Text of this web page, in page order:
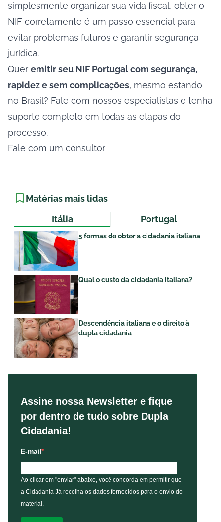
simplesmente organizar sua vida fiscal, obter o
NIF corretamente é um passo essencial para
evitar problemas futuros e garantir segurança
jurídica.
Quer emitir seu NIF Portugal com segurança,
rapidez e sem complicações, mesmo estando
no Brasil? Fale com nossos especialistas e tenha
suporte completo em todas as etapas do
processo.
Fale com um consultor
Matérias mais lidas
Itália
Portugal
5 formas de obter a cidadania italiana
Qual o custo da cidadania italiana?
Descendência italiana e o direito à
dupla cidadania
Assine nossa Newsletter e fique
por dentro de tudo sobre Dupla
Cidadania!
E-mail
Ao clicar em "enviar" abaixo, você concorda em permitir que
a Cidadania Já recolha os dados fornecidos para o envio do
material.